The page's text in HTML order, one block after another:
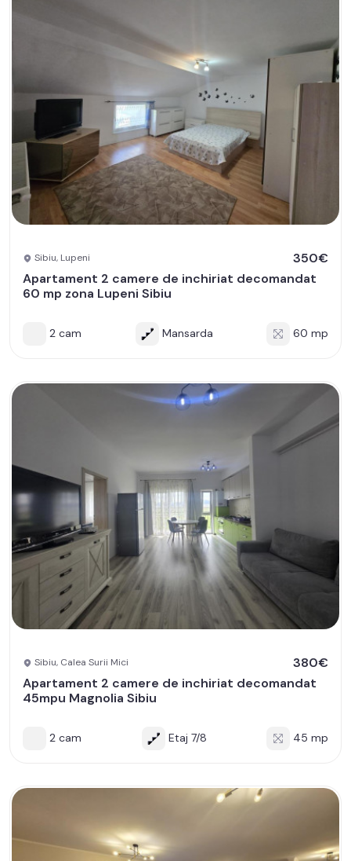
Sibiu, Lupeni
350€
Apartament 2 camere de inchiriat decomandat
60 mp zona Lupeni Sibiu
2 cam Mansarda 60 mp
Sibiu, Calea Surii Mici
380€
Apartament 2 camere de inchiriat decomandat
45mpu Magnolia Sibiu
2 cam Etaj 7/8 45 mp